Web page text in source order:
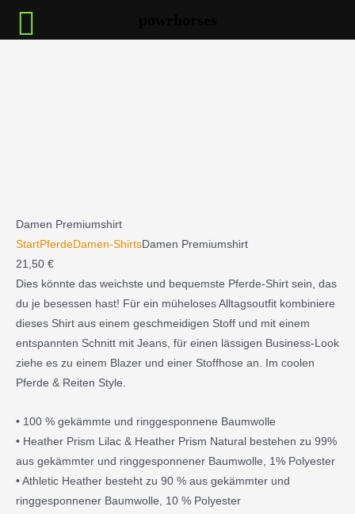
Zum
Damen Premiumshirt
StartPferdeDamen-ShirtsDamen Premiumshirt
21,50 €
Dies könnte das weichste und bequemste Pferde-Shirt sein, das
du je besessen hast! Für ein müheloses Alltagsoutfit kombiniere
dieses Shirt aus einem geschmeidigen Stoff und mit einem
entspannten Schnitt mit Jeans, für einen lässigen Business-Look
ziehe es zu einem Blazer und einer Stoffhose an. Im coolen
Pferde & Reiten Style.
• 100 % gekämmte und ringgesponnene Baumwolle
• Heather Prism Lilac & Heather Prism Natural bestehen zu 99%
aus gekämmter und ringgesponnener Baumwolle, 1% Polyester
• Athletic Heather besteht zu 90 % aus gekämmter und
ringgesponnener Baumwolle, 10 % Polyester